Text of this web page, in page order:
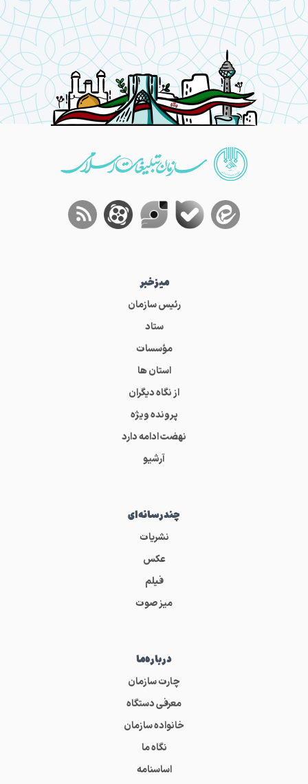
میز‌خبر
رئیس سازمان
ستاد
مؤسسات
استان ها
از نگاه دیگران
پرونده ویژه
نهضت ادامه دارد
آرشیو
چندرسانه‌ای
نشریات
عکس
فیلم
میز صوت
درباره‌ما
چارت سازمان
معرفی دستگاه
خانواده سازمان
نگاه ما
اساسنامه